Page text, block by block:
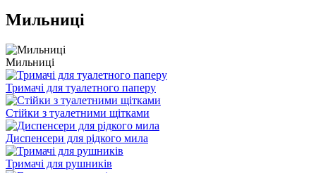
Мильниці
Мильниці
Тримачі для туалетного паперу
Стійки з туалетними щітками
Диспенсери для рідкого мила
Тримачі для рушників